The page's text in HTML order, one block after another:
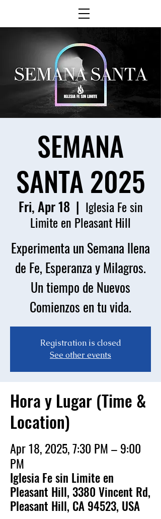
SEMANA
SANTA 2025
Fri, Apr 18
  |
Iglesia Fe sin
Limite en Pleasant Hill
Experimenta un Semana llena
de Fe, Esperanza y Milagros.
Un tiempo de Nuevos
Comienzos en tu vida.
Registration is closed
See other events
Hora y Lugar (Time &
Location)
Apr 18, 2025, 7:30 PM – 9:00
PM
Iglesia Fe sin Limite en
Pleasant Hill, 3380 Vincent Rd,
Pleasant Hill, CA 94523, USA